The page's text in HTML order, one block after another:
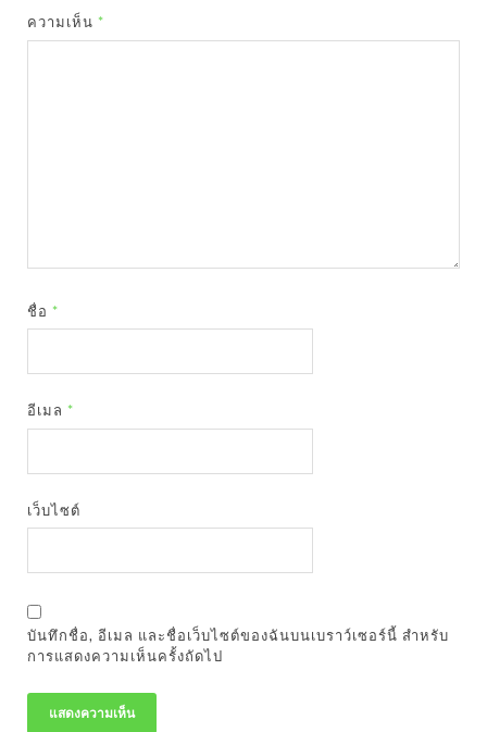
ความเห็น *
ชื่อ *
อีเมล *
เว็บไซต์
บันทึกชื่อ, อีเมล และชื่อเว็บไซต์ของฉันบนเบราว์เซอร์นี้ สำหรับ
การแสดงความเห็นครั้งถัดไป